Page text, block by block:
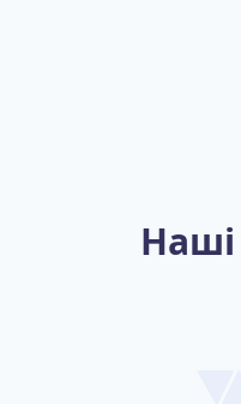
Наші